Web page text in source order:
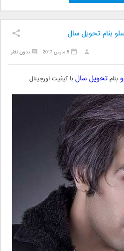
بنام تحویل سال
بدون نظر 5 مارس 2017
بنامتحویل سالبا کیفیت اورجینال